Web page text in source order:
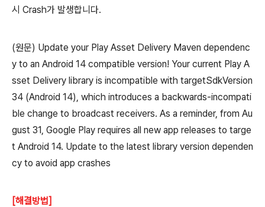
시 Crash가 발생합니다.
(원문) Update your Play Asset Delivery Maven dependenc
y to an Android 14 compatible version! Your current Play A
sset Delivery library is incompatible with targetSdkVersion
34 (Android 14), which introduces a backwards-incompati
ble change to broadcast receivers. As a reminder, from Au
gust 31, Google Play requires all new app releases to targe
t Android 14. Update to the latest library version dependen
cy to avoid app crashes
[해결방법]